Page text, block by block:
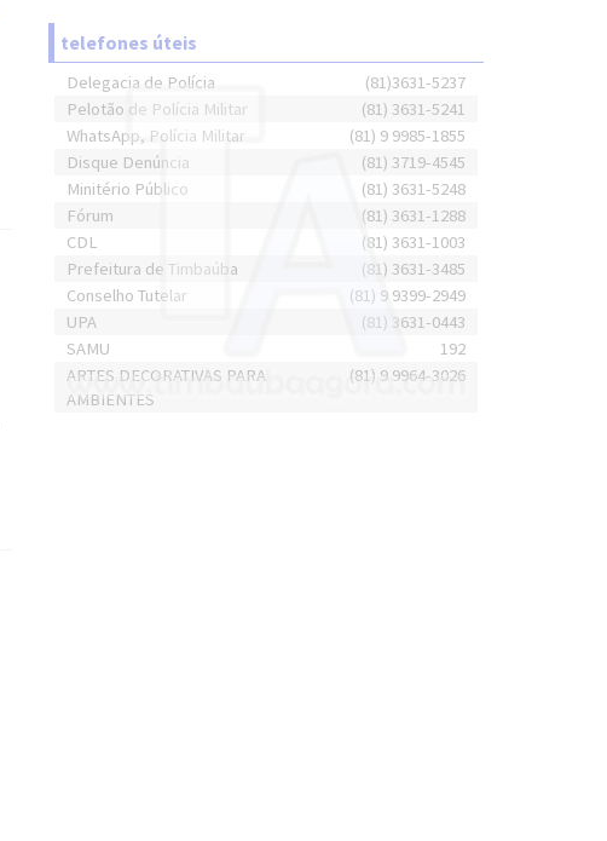
telefones úteis
Delegacia de Polícia
(81)3631-5237
Pelotão de Polícia Militar
(81) 3631-5241
WhatsApp, Polícia Militar
(81) 9 9985-1855
Disque Denúncia
(81) 3719-4545
Minitério Público
(81) 3631-5248
Fórum
(81) 3631-1288
CDL
(81) 3631-1003
Prefeitura de Timbaúba
(81) 3631-3485
Conselho Tutelar
(81) 9 9399-2949
UPA
(81) 3631-0443
SAMU
192
ARTES DECORATIVAS PARA
AMBIENTES
(81) 9 9964-3026